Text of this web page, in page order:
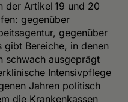
der Artikel 19 und 20
gegenüber
gegenüber
gibt Bereiche, in denen
schwach ausgeprägt
Intensivpflege
Jahren politisch
die Krankenkassen